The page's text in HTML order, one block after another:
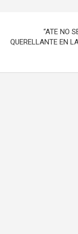
“ATE NO
QUERELLANTE EN